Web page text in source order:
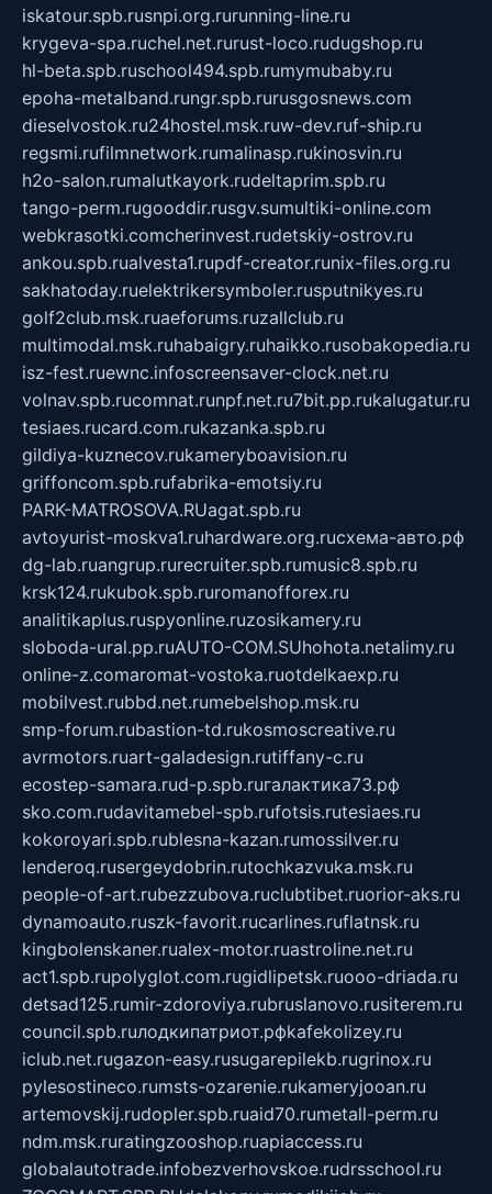
iskatour.spb.rusnpi.org.rurunning-line.ru
krygeva-spa.ruchel.net.rurust-loco.rudugshop.ru
hl-beta.spb.ruschool494.spb.rumymubaby.ru
epoha-metalband.rungr.spb.rurusgosnews.com
dieselvostok.ru24hostel.msk.ruw-dev.ruf-ship.ru
regsmi.rufilmnetwork.rumalinasp.rukinosvin.ru
h2o-salon.rumalutkayork.rudeltaprim.spb.ru
tango-perm.rugooddir.rusgv.sumultiki-online.com
webkrasotki.comcherinvest.rudetskiy-ostrov.ru
ankou.spb.rualvesta1.rupdf-creator.runix-files.org.ru
sakhatoday.ruelektrikersymboler.rusputnikyes.ru
golf2club.msk.ruaeforums.ruzallclub.ru
multimodal.msk.ruhabaigry.ruhaikko.rusobakopedia.ru
isz-fest.ruewnc.infoscreensaver-clock.net.ru
volnav.spb.rucomnat.runpf.net.ru7bit.pp.rukalugatur.ru
tesiaes.rucard.com.rukazanka.spb.ru
gildiya-kuznecov.rukameryboavision.ru
griffoncom.spb.rufabrika-emotsiy.ru
PARK-MATROSOVA.RUagat.spb.ru
avtoyurist-moskva1.ruhardware.org.ruсхема-авто.рф
dg-lab.ruangrup.rurecruiter.spb.rumusic8.spb.ru
krsk124.rukubok.spb.ruromanofforex.ru
analitikaplus.ruspyonline.ruzosikamery.ru
sloboda-ural.pp.ruAUTO-COM.SUhohota.netalimy.ru
online-z.comaromat-vostoka.ruotdelkaexp.ru
mobilvest.rubbd.net.rumebelshop.msk.ru
smp-forum.rubastion-td.rukosmoscreative.ru
avrmotors.ruart-galadesign.rutiffany-c.ru
ecostep-samara.rud-p.spb.ruгалактика73.рф
sko.com.rudavitamebel-spb.rufotsis.rutesiaes.ru
kokoroyari.spb.rublesna-kazan.rumossilver.ru
lenderoq.rusergeydobrin.rutochkazvuka.msk.ru
people-of-art.rubezzubova.ruclubtibet.ruorior-aks.ru
dynamoauto.ruszk-favorit.rucarlines.ruflatnsk.ru
kingbolenskaner.rualex-motor.ruastroline.net.ru
act1.spb.rupolyglot.com.rugidlipetsk.ruooo-driada.ru
detsad125.rumir-zdoroviya.rubruslanovo.rusiterem.ru
council.spb.ruлодкипатриот.рфkafekolizey.ru
iclub.net.rugazon-easy.rusugarepilekb.rugrinox.ru
pylesostineco.rumsts-ozarenie.rukameryjooan.ru
artemovskij.rudopler.spb.ruaid70.rumetall-perm.ru
ndm.msk.ruratingzooshop.ruapiaccess.ru
globalautotrade.infobezverhovskoe.rudrsschool.ru